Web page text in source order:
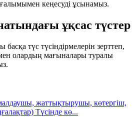
кеңесуді ұсынамыз.
ұқсас түстер
түс түсіндірмелерін зерттеп,
олардың мағыналары туралы
жаттықтырушы, көтергіш,
Түсінде кө...